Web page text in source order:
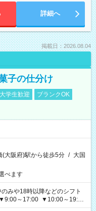
詳細へ
掲載日：2026.08.04
子の仕分け
大学生歓迎
ブランクOK
(大阪府)駅から徒歩5分 / 大国
べます
みや18時以降などのシフト
～17:00 ▼10:00～19:00